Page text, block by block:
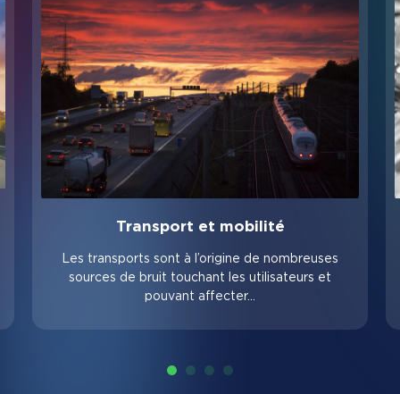
Transport et mobilité
Les transports sont à l’origine de nombreuses
sources de bruit touchant les utilisateurs et
pouvant affecter…